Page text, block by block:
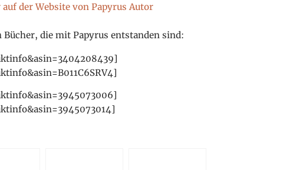
der Website von Papyrus Autor
die mit Papyrus entstanden sind: